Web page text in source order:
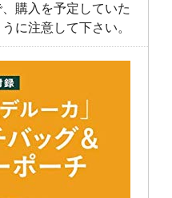
購入を予定していた
に注意して下さい。